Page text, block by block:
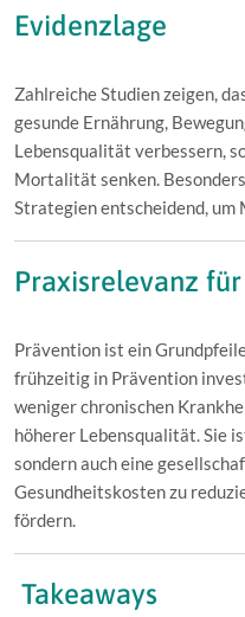
Evidenzlage
Zahlreiche Studien zeigen,
gesunde Ernährung,
Lebensqualität verbessern,
Mortalität senken.
Strategien entscheidend,
Praxisrelevanz
Prävention ist ein
frühzeitig in Prävention
weniger chronischen
höherer Lebensqualität. Sie
sondern auch eine
Gesundheitskosten zu
fördern.
Takeaways